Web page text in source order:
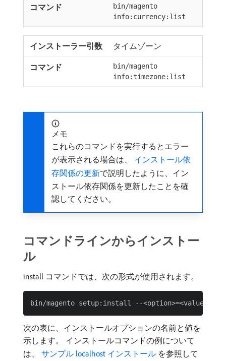
bin/magento
info:currency:list
タイムゾーン
bin/magento
info:timezone:list
メモ
これらのコマンドを実行するとエラー
が表示される場合は、
​ インストール依
存関係の更新で説明したように、イン
ストール依存関係を更新したことを確
認してください。
コマンドラインからインストー
ル
install コマンドでは、次の形式が使用されます。
次の表に、インストールオプションの名前と値を
示します。 インストールコマンドの例について
は、
​ サンプル localhost インストール ​ を参照して